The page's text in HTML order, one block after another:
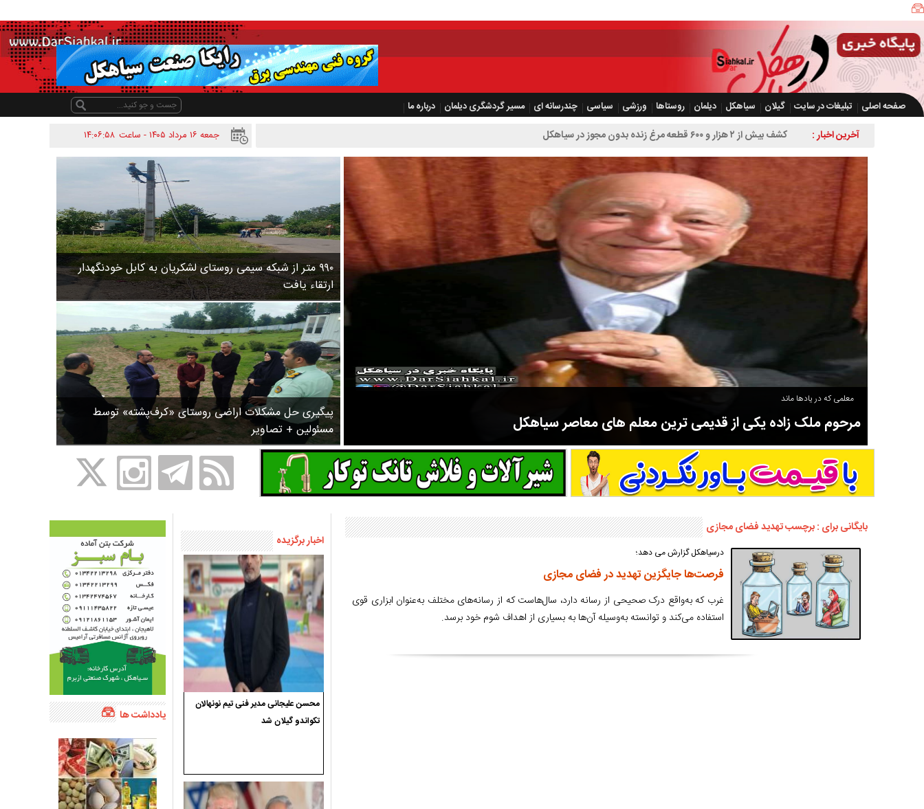
صفحه اصلی تبلیغات در سایت گیلان سیاهکل دیلمان روستاها ورزشی سیاسی چندرسانه ای مسیر گردشگری دیلمان
درباره ما
جمعه ۱۶ مرداد ۱۴۰۵ - ساعت
۱۴:۰۶:۵۸ آخرین اخبار : کشف بیش از ۲ هزار و ۶۰۰ قطعه مرغ زنده بدون مجوز در سیاهکل
۹۹۰ متر از شبکه سیمی روستای لشکریان به کابل خودنگهدار
ارتقاء یافت
پیگیری حل مشکلات اراضی روستای «کرف‌پشته» توسط
مسئولین + تصاویر
معلمی که در یادها ماند
مرحوم ملک زاده یکی از قدیمی ترین معلم های معاصر سیاهکل
مرحوم ملک زاده از سال ۱۳۲۷ شروع به تدریس در مدارس سیاهکل کرد و در ۳۱ سال خدمت خود، علاوه بر تدریس در کلاس اول، معلم نهضت
سوادآموزی و عضو موسس مدرسه اورنگ سیاهکل نیز بود و در سال ۱۳۵۸ بازنشست شد.
بایگانی برای : برچسب تهدید فضای مجازی
درسیاهکل گزارش می دهد؛
فرصت‌ها جایگزین تهدید در فضای مجازی
غرب که به‌واقع درک صحیحی از رسانه دارد، سال‌هاست که از رسانه‌های مختلف به‌عنوان ابزاری قوی
استفاده می‌کند و توانسته به‌وسیله آن‌ها به بسیاری از اهداف شوم خود برسد.
اخبار برگزیده
محسن علیجانی مدیر فنی تیم نونهالان
تکواندو گیلان شد
یادداشت ها